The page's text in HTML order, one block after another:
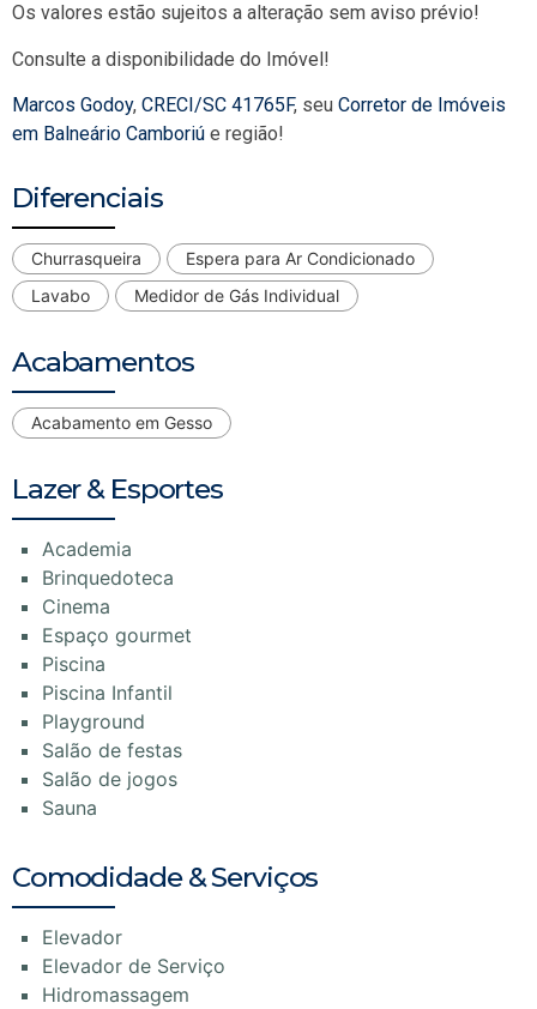
Os valores estão sujeitos a alteração sem aviso prévio!
Consulte a disponibilidade do Imóvel!
Marcos Godoy, CRECI/SC 41765F, seu Corretor de Imóveis
em Balneário Camboriú e região!
Diferenciais
Churrasqueira
Espera para Ar Condicionado
Lavabo
Medidor de Gás Individual
Acabamentos
Acabamento em Gesso
Lazer & Esportes
Academia
Brinquedoteca
Cinema
Espaço gourmet
Piscina
Piscina Infantil
Playground
Salão de festas
Salão de jogos
Sauna
Comodidade & Serviços
Elevador
Elevador de Serviço
Hidromassagem